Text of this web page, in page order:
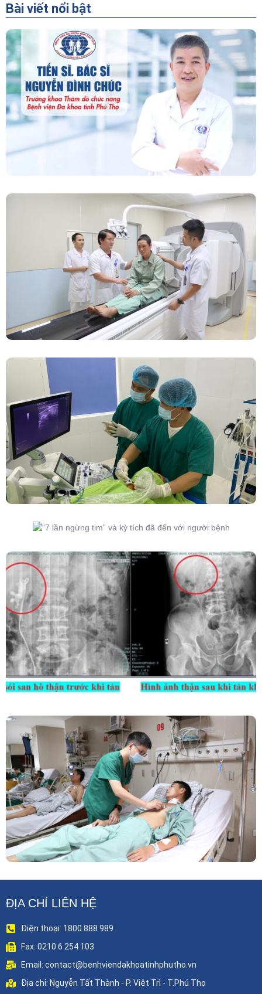
Bài viết nổi bật
“Người Dẫn Đường” Của Khoa Thăm Dò Chức
Năng – Bệnh Viện Đa Khoa Tỉnh Phú Thọ
Chính Thức Vận Hành Máy Xạ Hình Thế Hệ
Mới Spect/CT Trong Chẩn Đoán Và Điều Trị
Ung Thư Tại Bệnh Viện Đa Khoa Tỉnh Phú Thọ
Đốt Sóng Cao Tần Dưới Siêu Âm, Điều Trị U
Lành Tuyến Giáp Không Cần Phẫu Thuật
Người Bệnh
Kết Hợp Tán Sỏi Qua Da Và Tán Sỏi Nội Soi
Ống Mềm – Kỹ Thuật Cao Loại Bỏ Triệt Để Sỏi
San Hô Thận
Phẫu Thuật Nội Soi Thay Van Tim – Bước Tiến
Vững Chắc Của Khoa Phẫu Thuật Tim Mạch
Lồng Ngực BVĐK Tỉnh Phú Thọ
ĐỊA CHỈ LIÊN HỆ
Điện thoại: 1800 888 989
Fax: 0210 6 254 103
Email: contact@benhviendakhoatinhphutho.vn
Địa chỉ: Nguyễn Tất Thành - P. Việt Trì - T.Phú Thọ